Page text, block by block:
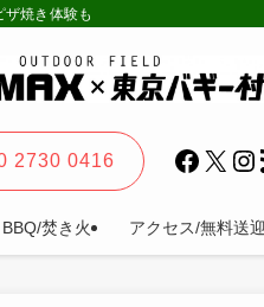
き体験も。カーステイ、キャンプ
BBQ/焚き火 アクセス/無料送迎
2730 0416 X